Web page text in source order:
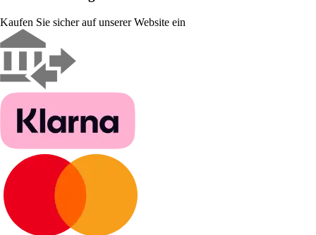
Kaufen Sie sicher auf unserer Website ein